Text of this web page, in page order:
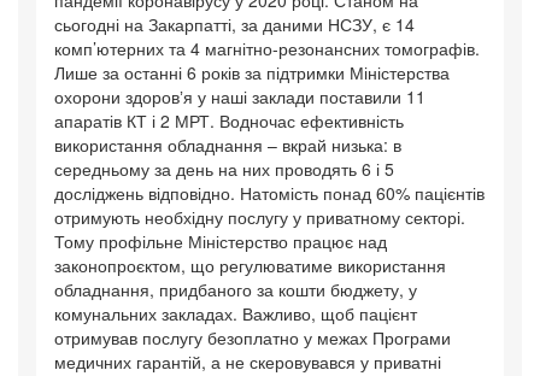
сьогодні на Закарпатті, за даними НСЗУ, є 14
комп’ютерних та 4 магнітно-резонансних томографів.
Лише за останні 6 років за підтримки Міністерства
охорони здоровʼя у наші заклади поставили 11
апаратів КТ і 2 МРТ. Водночас ефективність
використання обладнання – вкрай низька: в
середньому за день на них проводять 6 і 5
досліджень відповідно. Натомість понад 60% пацієнтів
отримують необхідну послугу у приватному секторі.
Тому профільне Міністерство працює над
законопроєктом, що регулюватиме використання
обладнання, придбаного за кошти бюджету, у
комунальних закладах. Важливо, щоб пацієнт
отримував послугу безоплатно у межах Програми
медичних гарантій, а не скеровувався у приватні